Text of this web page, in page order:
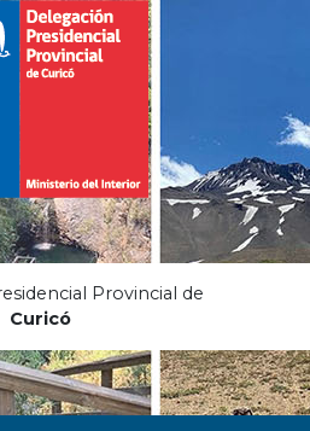
Provincial de
Curicó